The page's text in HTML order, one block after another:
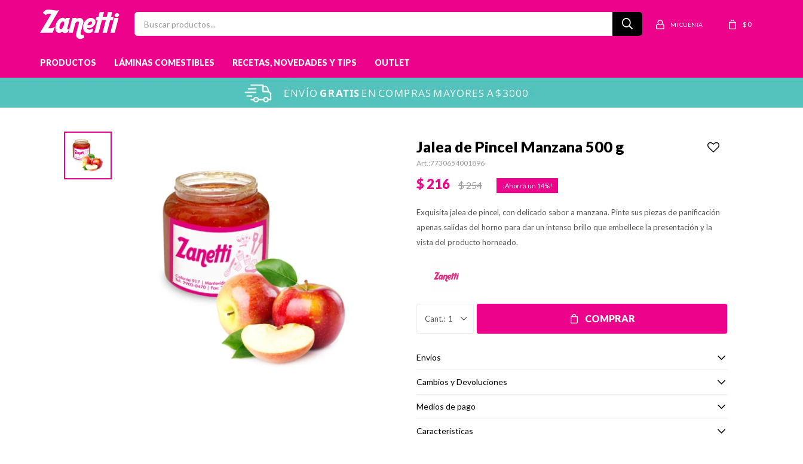
PRODUCTOS LÁMINAS COMESTIBLES RECETAS, NOVEDADES Y TIPS OUTLET
$ 0
Jalea de Pincel Manzana 500 g
7730654001896
$ 216 $254 14
Exquisita jalea de pincel, con delicado sabor a manzana. Pinte sus piezas de panificación
apenas salidas del horno para dar un intenso brillo que embellece la presentación y la
vista del producto horneado.
1 COMPRAR
Envíos
Cambios y Devoluciones
Medios de pago
Características